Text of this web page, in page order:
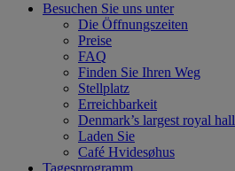
Besuchen Sie uns unter
Die Öffnungszeiten
Preise
FAQ
Finden Sie Ihren Weg
Stellplatz
Erreichbarkeit
Denmark’s largest royal hall
Laden Sie
Café Hvidesøhus
Tagesprogramm